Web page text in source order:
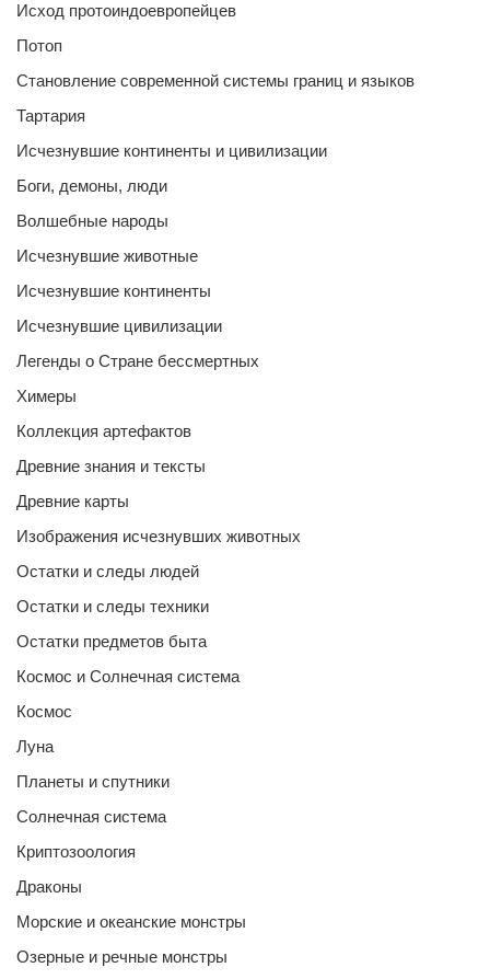
Исход протоиндоевропейцев
Потоп
Становление современной системы границ и языков
Тартария
Исчезнувшие континенты и цивилизации
Боги, демоны, люди
Волшебные народы
Исчезнувшие животные
Исчезнувшие континенты
Исчезнувшие цивилизации
Легенды о Стране бессмертных
Химеры
Коллекция артефактов
Древние знания и тексты
Древние карты
Изображения исчезнувших животных
Остатки и следы людей
Остатки и следы техники
Остатки предметов быта
Космос и Солнечная система
Космос
Луна
Планеты и спутники
Солнечная система
Криптозоология
Драконы
Морские и океанские монстры
Озерные и речные монстры